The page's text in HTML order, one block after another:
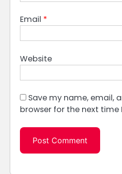
Email *
Website
Save my name, email,
browser for the next